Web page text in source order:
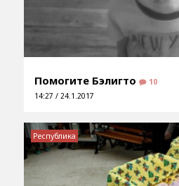
Помогите Бэлигто
10
14:27 / 24.1.2017
Республика